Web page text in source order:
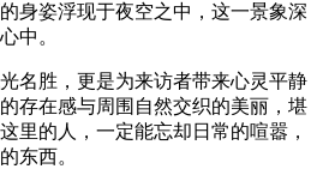
身姿浮现于夜空之中，这一景象深
中。
名胜，更是为来访者带来心灵平静
存在感与周围自然交织的美丽，堪
里的人，一定能忘却日常的喧嚣，
东西。